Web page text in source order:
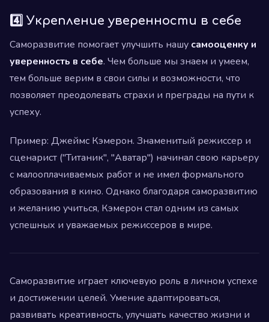
4️⃣ Укрепление уверенности в себе
Саморазвитие помогает улучшить нашу самооценку и
уверенность в себе. Чем больше мы знаем и умеем,
тем больше верим в свои силы и возможности, что
позволяет преодолевать страхи и преграды на пути к
успеху.
Пример: Джеймс Кэмерон. Знаменитый режиссер и
сценарист ("Титаник", "Аватар") начинал свою карьеру
с малооплачиваемых работ и не имел формального
образования в кино. Однако благодаря саморазвитию
и желанию учиться, Кэмерон стал одним из самых
успешных и уважаемых режиссеров в мире.
Саморазвитие играет ключевую роль в личном успехе
и достижении целей. Умение адаптироваться,
развивать креативность, улучшать качество жизни и